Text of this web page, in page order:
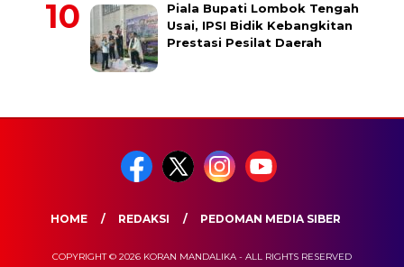
Piala Bupati Lombok Tengah
Usai, IPSI Bidik Kebangkitan
Prestasi Pesilat Daerah
HOME REDAKSI PEDOMAN MEDIA SIBER
COPYRIGHT © 2026 KORAN MANDALIKA - ALL RIGHTS RESERVED